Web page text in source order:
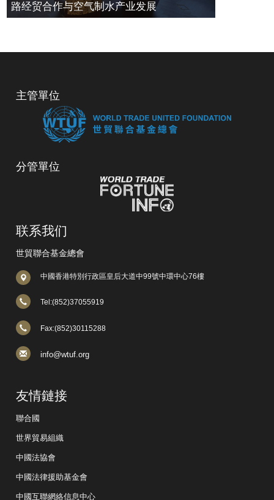
路经贸合作与空气制水产业发展
主管單位
分管單位
联系我们
世貿聯合基金總會
中國香港特別行政區皇后大道中99號中環中心76樓
Tel:(852)37055919
Fax:(852)30115288
info@wtuf.org
友情鏈接
聯合國
世界貿易組織
中國法協會
中國法律援助基金會
中國互聯網絡信息中心